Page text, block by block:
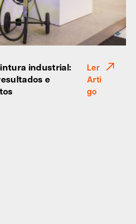
industrial:
e
Ler
Arti
go